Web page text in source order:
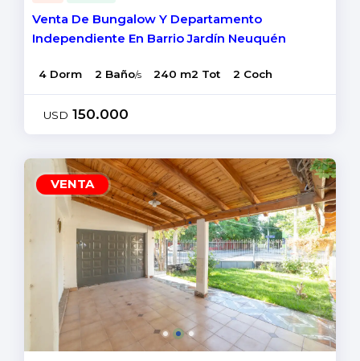
Venta De Bungalow Y Departamento
Independiente En Barrio Jardín Neuquén
4 Dorm 2 Baño/s 240 m2 Tot 2 Coch
USD 150.000
VENTA